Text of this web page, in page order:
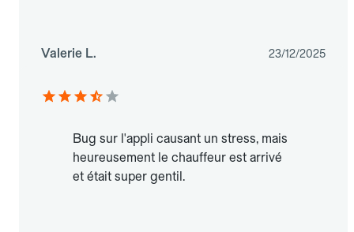
Valerie L. 23/12/2025
Bug sur l'appli causant un stress, mais
heureusement le chauffeur est arrivé
et était super gentil.